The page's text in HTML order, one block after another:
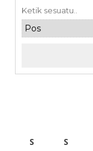
S
S